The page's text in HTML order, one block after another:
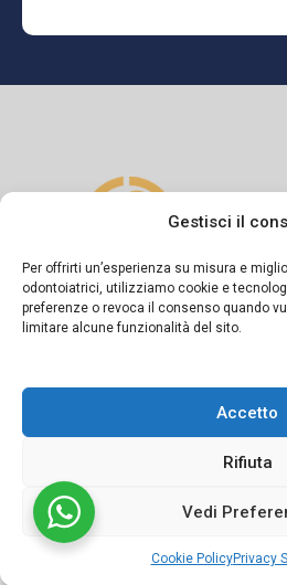
Gestisci il
Per offrirti un’esperienza su misura e
odontoiatrici, utilizziamo cookie e
preferenze o revoca il consenso quando
limitare alcune funzionalità del sito.
Accetto
Rifiuta
Vedi
Cookie PolicyPrivacy
Si dichiara sotto la propria
previsto dagli artt. 55-56-57 del
Medica e dalla Linea Guida del
©2024 Studio dentistico APOS